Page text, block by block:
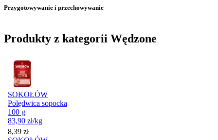
Przygotowywanie i przechowywanie
Produkty z kategorii Wędzone
SOKOŁÓW
Polędwica sopocka
100 g
83,90 zł/kg
Cena
8,39 zł